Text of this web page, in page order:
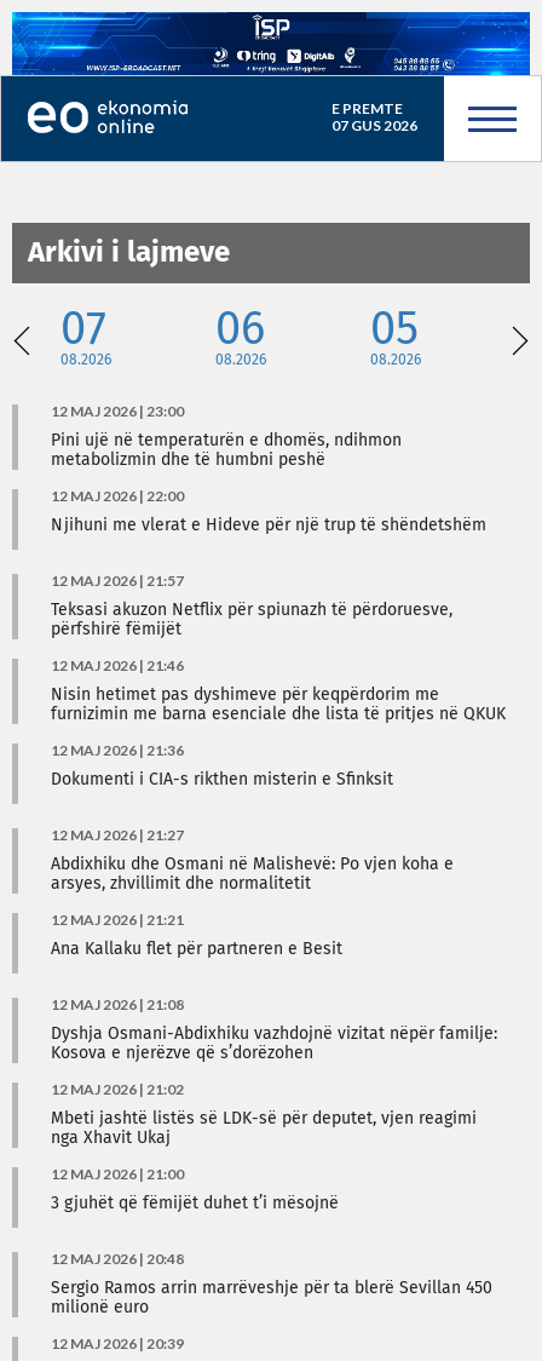
E PREMTE
07 GUS 2026
Arkivi i lajmeve
07
08.2026
06
08.2026
05
08.2026
12 MAJ 2026 | 23:00
Pini ujë në temperaturën e dhomës, ndihmon
metabolizmin dhe të humbni peshë
12 MAJ 2026 | 22:00
Njihuni me vlerat e Hideve për një trup të shëndetshëm
12 MAJ 2026 | 21:57
Teksasi akuzon Netflix për spiunazh të përdoruesve,
përfshirë fëmijët
12 MAJ 2026 | 21:46
Nisin hetimet pas dyshimeve për keqpërdorim me
furnizimin me barna esenciale dhe lista të pritjes në QKUK
12 MAJ 2026 | 21:36
Dokumenti i CIA-s rikthen misterin e Sfinksit
12 MAJ 2026 | 21:27
Abdixhiku dhe Osmani në Malishevë: Po vjen koha e
arsyes, zhvillimit dhe normalitetit
12 MAJ 2026 | 21:21
Ana Kallaku flet për partneren e Besit
12 MAJ 2026 | 21:08
Dyshja Osmani-Abdixhiku vazhdojnë vizitat nëpër familje:
Kosova e njerëzve që s’dorëzohen
12 MAJ 2026 | 21:02
Mbeti jashtë listës së LDK-së për deputet, vjen reagimi
nga Xhavit Ukaj
12 MAJ 2026 | 21:00
3 gjuhët që fëmijët duhet t’i mësojnë
12 MAJ 2026 | 20:48
Sergio Ramos arrin marrëveshje për ta blerë Sevillan 450
milionë euro
12 MAJ 2026 | 20:39